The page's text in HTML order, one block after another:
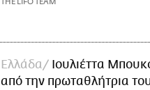
Ελλάδα
Ιουλιέττα
από την πρωταθλήτρια